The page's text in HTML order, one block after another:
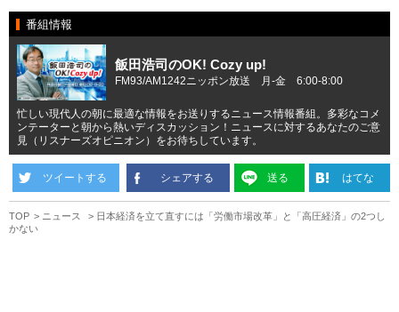
番組情報
飯田浩司のOK! Cozy up!
FM93/AM1242ニッポン放送 月-金 6:00-8:00
忙しい現代人の朝に最適な情報をお送りするニュース情報番組。多彩なコメ
ンテーターと朝から熱いディスカッション！ニュースに対するあなたのご意
見（リスナーズオピニオン）をお待ちしています。
ツイートする シェアする 送る はてな
TOP ニュース
日本経済を立て直すには「労働市場改革」と「高圧経済」の2つし
かない